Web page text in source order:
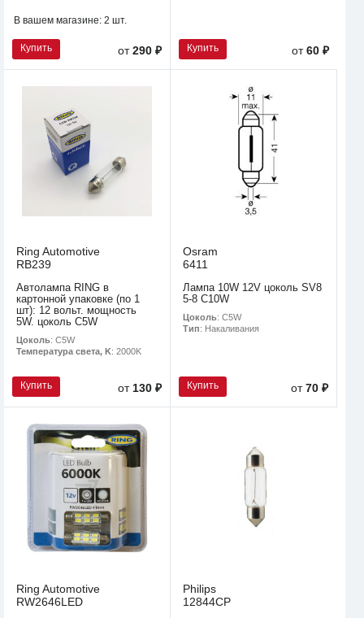
В вашем магазине: 2 шт.
Купить от290 ₽ Купить от60 ₽
Ring Automotive
RB239
Автолампа RING в
картонной упаковке (по 1
шт): 12 вольт. мощность
5W. цоколь C5W
Цоколь: C5W
Температура света, K: 2000K
Купить от 130 ₽
Osram
6411
Лампа 10W 12V цоколь SV8
5-8 C10W
Цоколь: C5W
Тип: Накаливания
Купить от70 ₽
Ring Automotive
RW2646LED
Philips
12844CP